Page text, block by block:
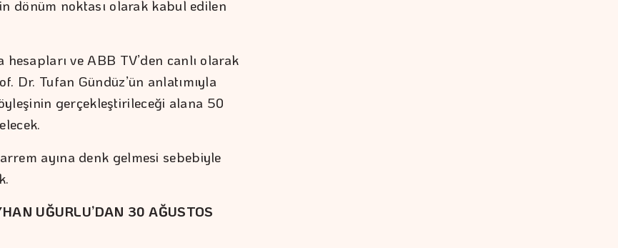
dönüm noktası olarak kabul edilen
ve ABB TV’den canlı olarak
Dr. Tufan Gündüz’ün anlatımıyla
gerçekleştirileceği alana 50
ayına denk gelmesi sebebiyle
UĞURLU’DAN 30 AĞUSTOS